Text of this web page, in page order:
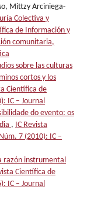
Mittzy Arciniega-
Colectiva y
de Información y
comunitaria,
sobre las culturas
cortos y los
Científica de
IC – Journal
do evento: os
, IC Revista
7 (2010): IC –
razón instrumental
Científica de
IC – Journal